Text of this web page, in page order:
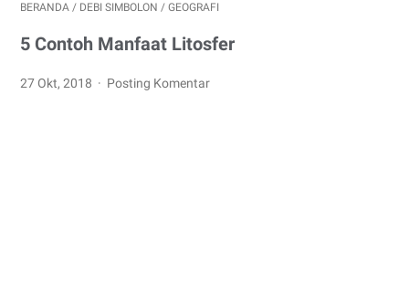
BERANDA / DEBI SIMBOLON / GEOGRAFI
5 Contoh Manfaat Litosfer
27 Okt, 2018 Posting Komentar